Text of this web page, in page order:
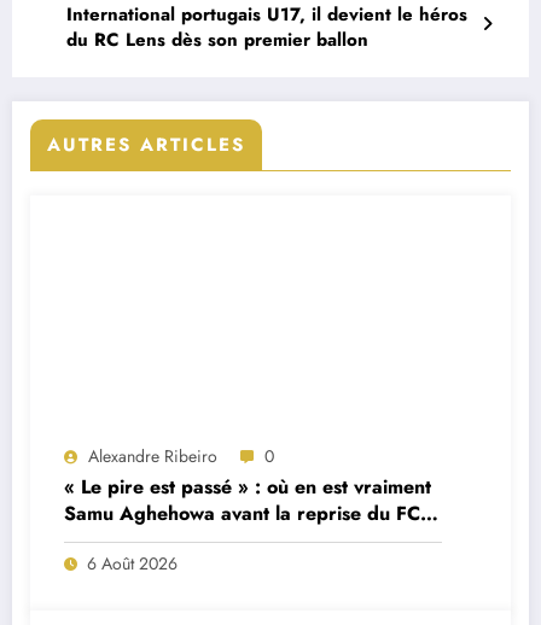
International portugais U17, il devient le héros
du RC Lens dès son premier ballon
AUTRES ARTICLES
Alexandre Ribeiro 0
« Le pire est passé » : où en est vraiment
Samu Aghehowa avant la reprise du FC
Porto ?
6 Août 2026